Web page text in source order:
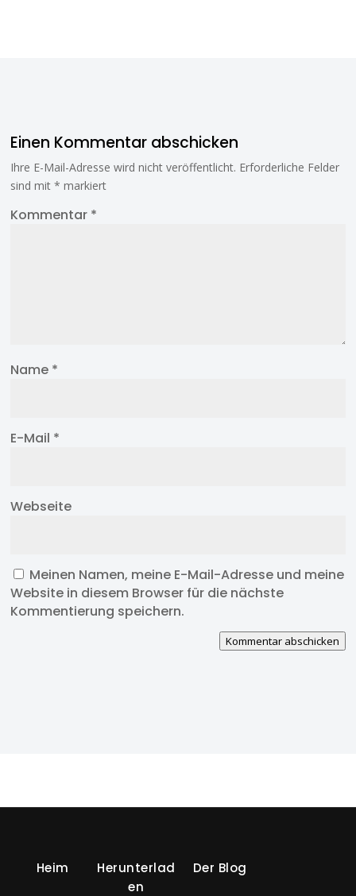
Einen Kommentar abschicken
Ihre E-Mail-Adresse wird nicht veröffentlicht. Erforderliche Felder
sind mit* markiert
Kommentar *
Name *
E-Mail *
Webseite
Meinen Namen, meine E-Mail-Adresse und meine
Website in diesem Browser für die nächste
Kommentierung speichern.
Kommentar abschicken
Heim
Herunterlad
en
Der Blog